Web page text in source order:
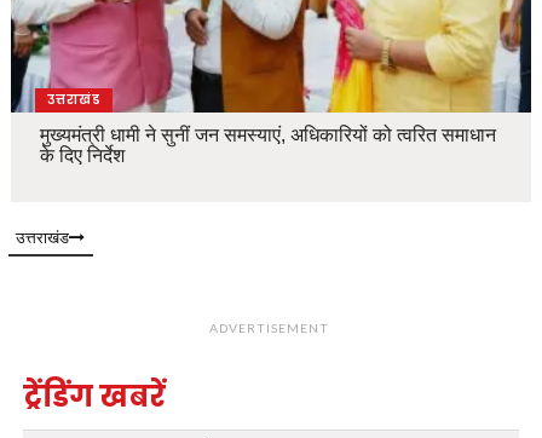
उत्तराखंड
मुख्यमंत्री धामी ने सुनीं जन समस्याएं, अधिकारियों को त्वरित समाधान
के दिए निर्देश
उत्तराखंड
ADVERTISEMENT
ट्रेंडिंग खबरें